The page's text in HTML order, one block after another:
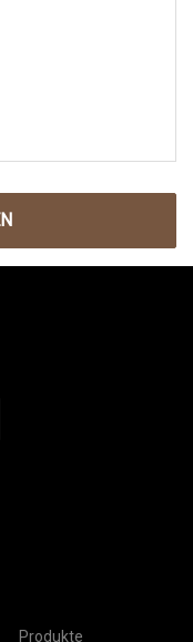
Produkte